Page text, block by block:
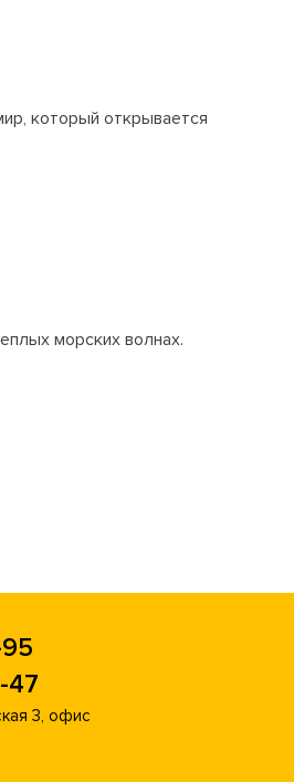
который открывается
морских волнах.
47
3, офис